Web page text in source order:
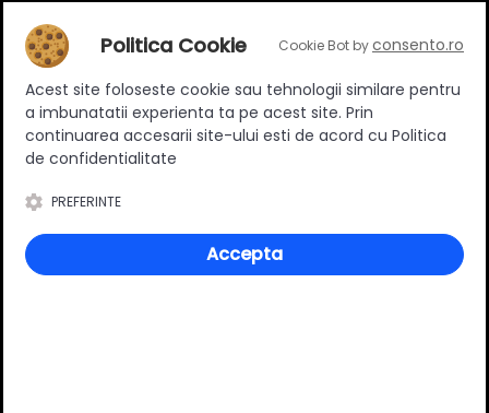
Deții sau ai utilizat produsul?
Spune-ți părerea acordând o nota produsului
Adaugă un review
Ratingul general al produsului
Politica Cookie Cookie Bot byconsento.ro
Acest site foloseste cookie sau tehnologii similare pentru
a imbunatatii experienta ta pe acest site. Prin
continuarea accesarii site-ului esti de acord cu Politica
de confidentialitate
PREFERINTE
Accepta